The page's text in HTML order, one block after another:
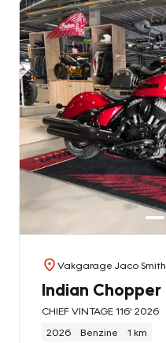
Vakgarage Jaco Smith
Indian Chopper
CHIEF VINTAGE 116' 2026
2026
Benzine 1 km